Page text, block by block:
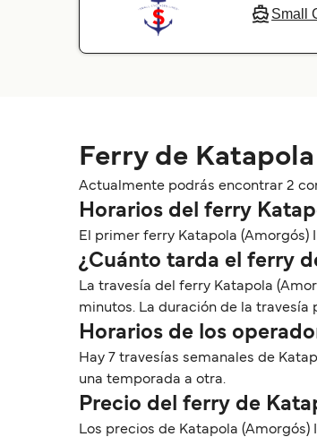
Small
Ferry de
Actualmente podrás encontrar 2
Horarios del ferry
El primer ferry Katapola (Amorgós)
¿Cuánto tarda el ferry
La travesía del ferry Katapola
minutos. La duración de la
Horarios de los
Hay 7 travesías semanales de
una temporada a otra.
Precio del ferry de
Los precios de Katapola